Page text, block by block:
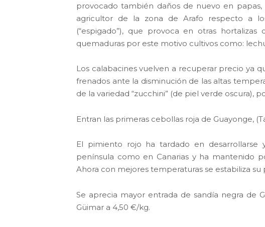
provocado también daños de nuevo en
agricultor de la zona de Arafo respecto a
(“espigado”), que provoca en otras
quemaduras por este motivo cultivos como:
Los calabacines vuelven a recuperar precio ya
frenados ante la disminución de las altas
de la variedad “zucchini” (de piel verde oscura),
Entran las primeras cebollas roja de Guayonge,
El pimiento rojo ha tardado en
península como en Canarias y ha mantenido
Ahora con mejores temperaturas se estabiliza su
Se aprecia mayor entrada de sandía negra de
Güimar a 4,50 €/kg.